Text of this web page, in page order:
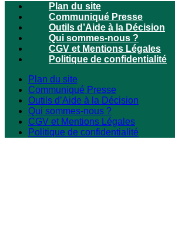
Plan du site
Communiqué Presse
Outils d’Aide à la Décision
Qui sommes-nous ?
CGV et Mentions Légales
Politique de confidentialité
Plan du site
Communiqué Presse
Outils d’Aide à la Décision
Qui sommes-nous ?
CGV et Mentions Légales
Politique de confidentialité